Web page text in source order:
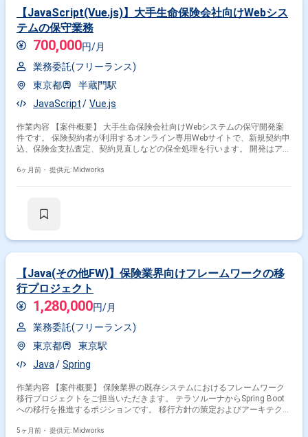
【JavaScript(Vue.js)】大手生命保険会社向けWebシス
テムの保守業務
700,000円/月
業務委託(フリーランス)
東京都
半蔵門駅
JavaScript
Vue.js
作業内容 【案件概要】 大手生命保険会社向けWebシステムの保守開発案
件です。 保険契約者が利用するオンライン専用Webサイトで、新規契約申
込、保険金支払査定、契約見直しなどの保全処理を行います。 開発はアジ
テムの保守・改修対応 ・Vue.jsを用いたフロントエンド保守開発 ・機能追
6ヶ月前・ 提供元: Midworks
【Java(その他FW)】保険業界向けフレームワークの移
行プロジェクト
1,280,000円/月
業務委託(フリーランス)
東京都
東京駅
Java
Spring
作業内容 【案件概要】 保険業界の既存システムにおけるフレームワーク
移行プロジェクトをご担当いただきます。 テラソルーナからSpring Boot
への移行を推進するポジションです。 移行方針の策定およびアーキテクチ
管理業務にも関与し、円滑な移行と品質確保を実現する役割です。 【作業
5ヶ月前・ 提供元: Midworks